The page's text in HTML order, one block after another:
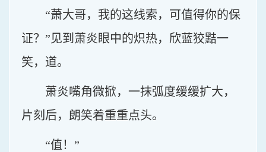
“萧大哥，我的这线索，可值得你的保
证？”见到萧炎眼中的炽热，欣蓝狡黠一
笑，道。
萧炎嘴角微掀，一抹弧度缓缓扩大，
片刻后，朗笑着重重点头。
“值！”